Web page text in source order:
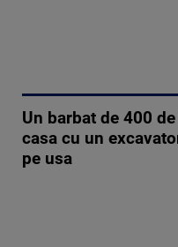
Un barbat de 400
casa cu un
pe usa